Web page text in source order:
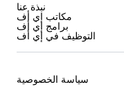
نبذة عنا
مكاتب إي أف
برامج إي أف
التوظيف في إي أف
سياسة الخصوصية